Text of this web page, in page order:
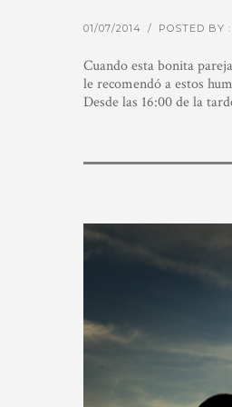
01/07/2014 / POSTED BY
Cuando esta bonita
le recomendó a estos
Desde las 16:00 de la